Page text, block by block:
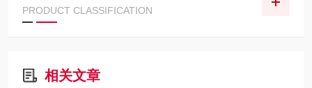
PRODUCT CLASSIFICATION
相关文章